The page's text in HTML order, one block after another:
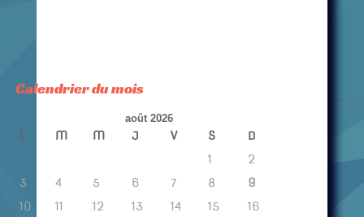
Calendrier du mois
août 2026
L M M J V S
D
1
2
3
4 5 6 7 8
9
10
11 12 13 14 15
16